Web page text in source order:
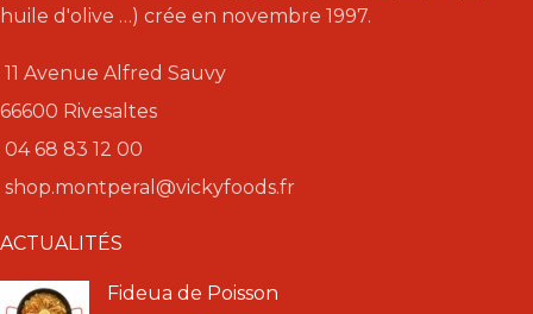
huile d'olive …) crée en novembre 1997.
11 Avenue Alfred Sauvy
66600 Rivesaltes
04 68 83 12 00
shop.montperal@vickyfoods.fr
ACTUALITÉS
Fideua de Poisson